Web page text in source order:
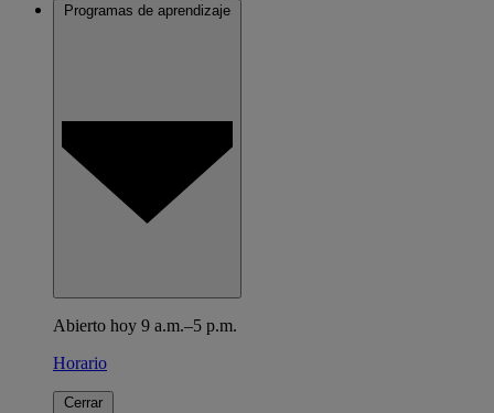
Programas de aprendizaje
Abierto hoy 9 a.m.–5 p.m.
Horario
Cerrar